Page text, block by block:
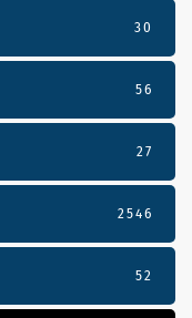
30
56
27
2546
52